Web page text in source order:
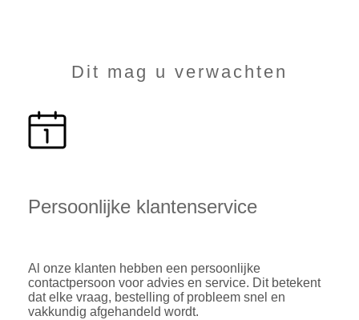
Dit mag u verwachten
Persoonlijke klantenservice
Al onze klanten hebben een persoonlijke
contactpersoon voor advies en service. Dit betekent
dat elke vraag, bestelling of probleem snel en
vakkundig afgehandeld wordt.